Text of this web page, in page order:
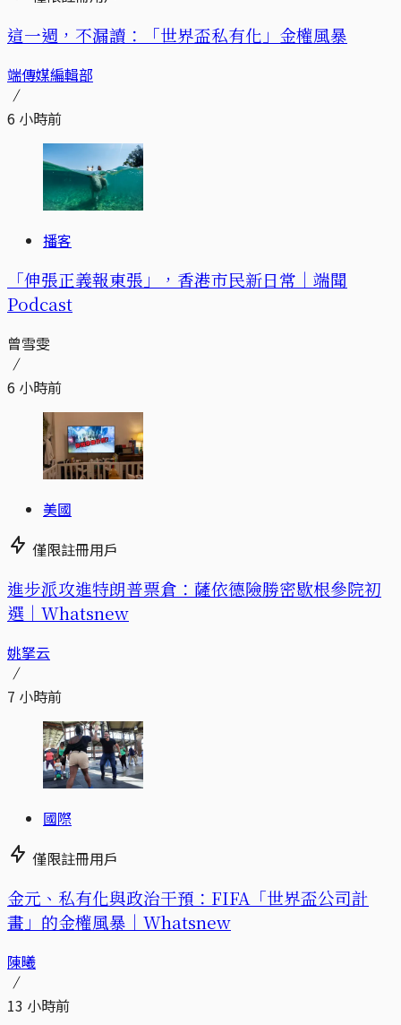
這一週，不漏讀：「世界盃私有化」金權風暴
端傳媒編輯部
6 小時前
播客
「伸張正義報東張」，香港市民新日常｜端聞
Podcast
曾雪雯
6 小時前
美國
僅限註冊用戶
進步派攻進特朗普票倉：薩依德險勝密歇根參院初
選｜Whatsnew
姚拏云
7 小時前
國際
僅限註冊用戶
金元、私有化與政治干預：FIFA「世界盃公司計
畫」的金權風暴｜Whatsnew
陳曦
13 小時前